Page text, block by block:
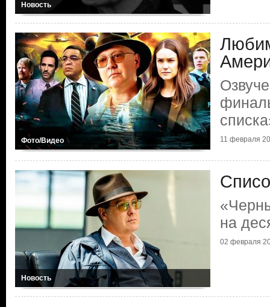
Новость
Фото/Видео 11 февраля
Новость
на
02 февраля